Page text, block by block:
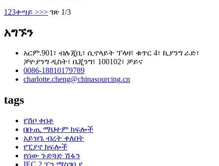
1 23ቀጣይ >>> ገጽ 1/3
አግኙን
አርም.901፣ ብሉጂቢ፣ ሲኖላይት ፕላዛ፣ ቁጥር 4፣ ኪያንግ ራድ፣
ቻዮያንግ ዲስት፣ ቤጂንግ፣ 100102፣ ቻይና
0086-18810179789
charlotte.cheng@chinasourcing.cn
tags
የሽቦ ቀበቶ
በቡጢ ማህተም ክፍሎች
አይዝጌ ብረት ቀለበት
የፒያኖ ክፍሎች
የሰው ጉድጓድ ሽፋን